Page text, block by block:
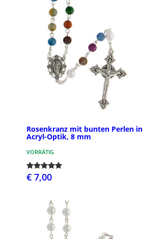
Rosenkranz mit bunten Perlen in
Acryl-Optik, 8 mm
VORRÄTIG
€ 7,00